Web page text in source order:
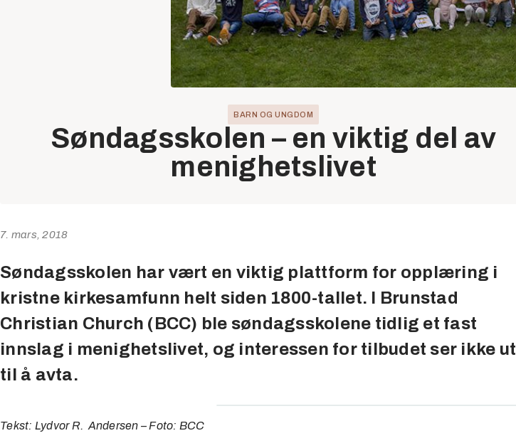
BARN OG UNGDOM
Søndagsskolen – en viktig del av
menighetslivet
7. mars, 2018
Søndagsskolen har vært en viktig plattform for opplæring i
kristne kirkesamfunn helt siden 1800-tallet. I Brunstad
Christian Church (BCC) ble søndagsskolene tidlig et fast
innslag i menighetslivet, og interessen for tilbudet ser ikke ut
til å avta.
Tekst: Lydvor R. Andersen – Foto: BCC